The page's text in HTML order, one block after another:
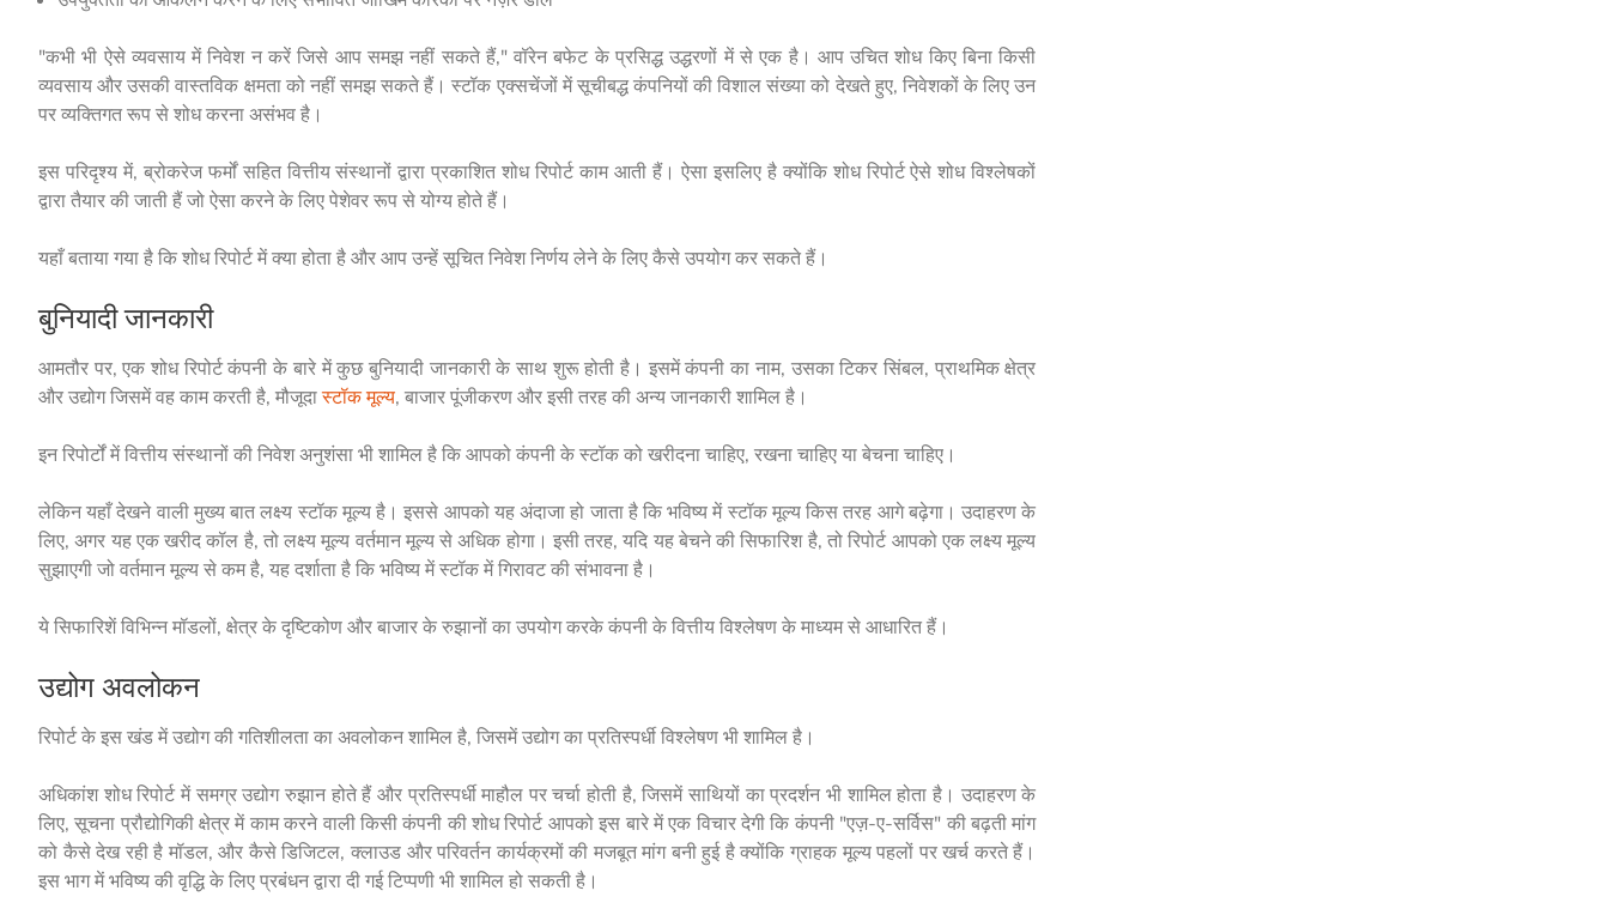
"कभी भी ऐसे व्यवसाय में निवेश न करें जिसे आप समझ नहीं सकते हैं," वॉरेन बफेट के प्रसिद्ध उद्धरणों में से एक है। आप उचित शोध किए बिना किसी
व्यवसाय और उसकी वास्तविक क्षमता को नहीं समझ सकते हैं। स्टॉक एक्सचेंजों में सूचीबद्ध कंपनियों की विशाल संख्या को देखते हुए, निवेशकों के लिए उन
पर व्यक्तिगत रूप से शोध करना असंभव है।
इस परिदृश्य में, ब्रोकरेज फर्मों सहित वित्तीय संस्थानों द्वारा प्रकाशित शोध रिपोर्ट काम आती हैं। ऐसा इसलिए है क्योंकि शोध रिपोर्ट ऐसे शोध विश्लेषकों
द्वारा तैयार की जाती हैं जो ऐसा करने के लिए पेशेवर रूप से योग्य होते हैं।
यहाँ बताया गया है कि शोध रिपोर्ट में क्या होता है और आप उन्हें सूचित निवेश निर्णय लेने के लिए कैसे उपयोग कर सकते हैं।
बुनियादी जानकारी
आमतौर पर, एक शोध रिपोर्ट कंपनी के बारे में कुछ बुनियादी जानकारी के साथ शुरू होती है। इसमें कंपनी का नाम, उसका टिकर सिंबल, प्राथमिक क्षेत्र
और उद्योग जिसमें वह काम करती है, मौजूदास्टॉक मूल्य, बाजार पूंजीकरण और इसी तरह की अन्य जानकारी शामिल है।
इन रिपोर्टों में वित्तीय संस्थानों की निवेश अनुशंसा भी शामिल है कि आपको कंपनी के स्टॉक को खरीदना चाहिए, रखना चाहिए या बेचना चाहिए।
लेकिन यहाँ देखने वाली मुख्य बात लक्ष्य स्टॉक मूल्य है। इससे आपको यह अंदाजा हो जाता है कि भविष्य में स्टॉक मूल्य किस तरह आगे बढ़ेगा। उदाहरण के
लिए, अगर यह एक खरीद कॉल है, तो लक्ष्य मूल्य वर्तमान मूल्य से अधिक होगा। इसी तरह, यदि यह बेचने की सिफारिश है, तो रिपोर्ट आपको एक लक्ष्य मूल्य
सुझाएगी जो वर्तमान मूल्य से कम है, यह दर्शाता है कि भविष्य में स्टॉक में गिरावट की संभावना है।
ये सिफारिशें विभिन्न मॉडलों, क्षेत्र के दृष्टिकोण और बाजार के रुझानों का उपयोग करके कंपनी के वित्तीय विश्लेषण के माध्यम से आधारित हैं।
उद्योग अवलोकन
रिपोर्ट के इस खंड में उद्योग की गतिशीलता का अवलोकन शामिल है, जिसमें उद्योग का प्रतिस्पर्धी विश्लेषण भी शामिल है।
अधिकांश शोध रिपोर्ट में समग्र उद्योग रुझान होते हैं और प्रतिस्पर्धी माहौल पर चर्चा होती है, जिसमें साथियों का प्रदर्शन भी शामिल होता है। उदाहरण के
लिए, सूचना प्रौद्योगिकी क्षेत्र में काम करने वाली किसी कंपनी की शोध रिपोर्ट आपको इस बारे में एक विचार देगी कि कंपनी "एज़-ए-सर्विस" की बढ़ती मांग
को कैसे देख रही है मॉडल, और कैसे डिजिटल, क्लाउड और परिवर्तन कार्यक्रमों की मजबूत मांग बनी हुई है क्योंकि ग्राहक मूल्य पहलों पर खर्च करते हैं।
इस भाग में भविष्य की वृद्धि के लिए प्रबंधन द्वारा दी गई टिप्पणी भी शामिल हो सकती है।